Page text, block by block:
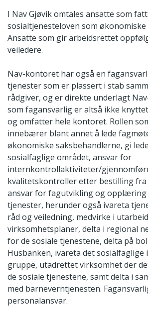
I Nav Gjøvik omtales ansatte som
sosialtjenesteloven som økonomiske
Ansatte som gir arbeidsrettet
veiledere.
Nav-kontoret har også en
tjenester som er plassert i stab
rådgiver, og er direkte underlagt
som fagansvarlig er altså ikke
og omfatter hele kontoret. Rollen
innebærer blant annet å lede
økonomiske saksbehandlerne, gi
sosialfaglige området, ansvar for
internkontrollaktiviteter/
kvalitetskontroller etter bestilling
ansvar for fagutvikling og opplæring
tjenester, herunder også ivareta
råd og veiledning, medvirke i
virksomhetsplaner, delta i regional
for de sosiale tjenestene, delta på
Husbanken, ivareta det sosialfaglige
gruppe, utadrettet virksomhet der
de sosiale tjenestene, samt delta i
med barneverntjenesten.
personalansvar.